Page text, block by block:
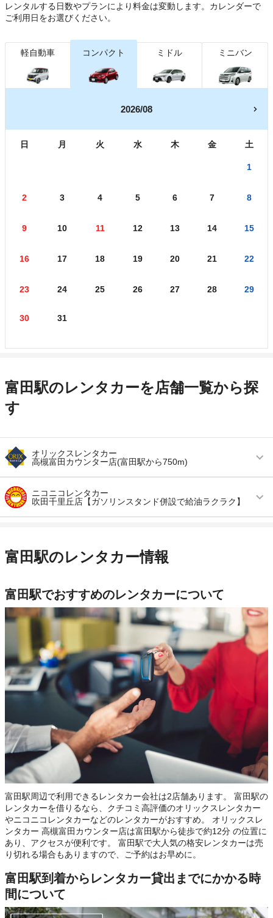
レンタルする日数やプランにより料金は変動します。カレンダーで
ご利用日をお選びください。
軽自動車 コンパクト ミドル ミニバン
2026/08
日 月 火 水 木 金 土
1
2 3 4 5 6 7 8
9 10 11 12 13 14 15
16 17 18 19 20 21 22
23 24 25 26 27 28 29
30 31
富田駅のレンタカーを店舗一覧から探
す
オリックスレンタカー
高槻富田カウンター店(富田駅から750m)
営業時間 毎日 08:30 ～ 19:00
アクセス 富田駅より徒歩で約12分（送迎なし）
店舗詳細 店舗詳細ページはこちら
ニコニコレンタカー
吹田千里丘店【ガソリンスタンド併設で給油ラクラク】
アクセス 千里丘駅より徒歩で約10分（送迎なし）
店舗詳細 店舗詳細ページはこちら
この店舗でレンタカーを探す
富田駅のレンタカー情報
富田駅でおすすめのレンタカーについて
富田駅周辺で利用できるレンタカー会社は2店舗あります。 富田駅の
レンタカーを借りるなら、クチコミ高評価のオリックスレンタカー
やニコニコレンタカーなどのレンタカーがおすすめ。 オリックスレ
ンタカー 高槻富田カウンター店は富田駅から徒歩で約12分 の位置に
あり、アクセスが便利です。 富田駅で大人気の格安レンタカーは売
り切れる場合もありますので、ご予約はお早めに。
富田駅到着からレンタカー貸出までにかかる時
間について